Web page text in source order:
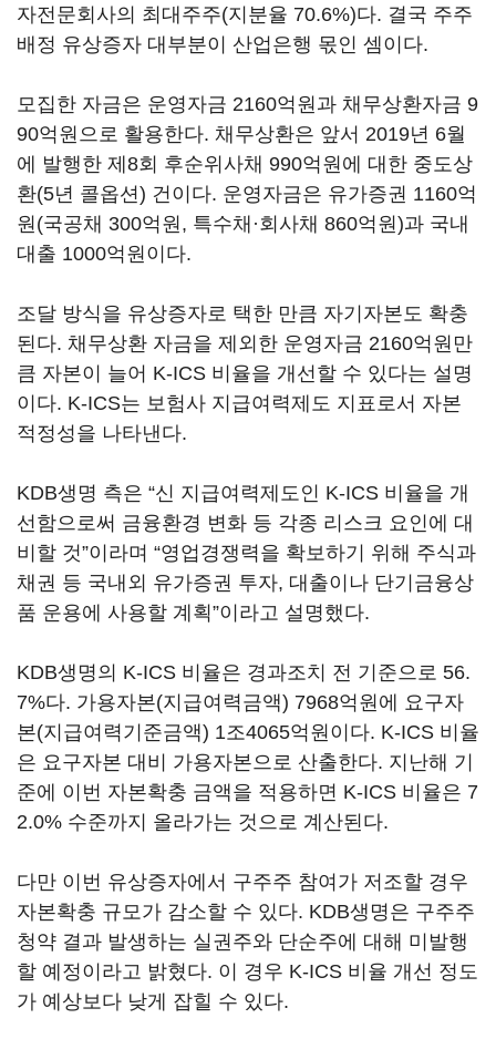
자전문회사의 최대주주(지분율 70.6%)다. 결국 주주
배정 유상증자 대부분이 산업은행 몫인 셈이다.
모집한 자금은 운영자금 2160억원과 채무상환자금 9
90억원으로 활용한다. 채무상환은 앞서 2019년 6월
에 발행한 제8회 후순위사채 990억원에 대한 중도상
환(5년 콜옵션) 건이다. 운영자금은 유가증권 1160억
원(국공채 300억원, 특수채·회사채 860억원)과 국내
대출 1000억원이다.
조달 방식을 유상증자로 택한 만큼 자기자본도 확충
된다. 채무상환 자금을 제외한 운영자금 2160억원만
큼 자본이 늘어 K-ICS 비율을 개선할 수 있다는 설명
이다. K-ICS는 보험사 지급여력제도 지표로서 자본
적정성을 나타낸다.
KDB생명 측은 “신 지급여력제도인 K-ICS 비율을 개
선함으로써 금융환경 변화 등 각종 리스크 요인에 대
비할 것”이라며 “영업경쟁력을 확보하기 위해 주식과
채권 등 국내외 유가증권 투자, 대출이나 단기금융상
품 운용에 사용할 계획”이라고 설명했다.
KDB생명의 K-ICS 비율은 경과조치 전 기준으로 56.
7%다. 가용자본(지급여력금액) 7968억원에 요구자
본(지급여력기준금액) 1조4065억원이다. K-ICS 비율
은 요구자본 대비 가용자본으로 산출한다. 지난해 기
준에 이번 자본확충 금액을 적용하면 K-ICS 비율은 7
2.0% 수준까지 올라가는 것으로 계산된다.
다만 이번 유상증자에서 구주주 참여가 저조할 경우
자본확충 규모가 감소할 수 있다. KDB생명은 구주주
청약 결과 발생하는 실권주와 단순주에 대해 미발행
할 예정이라고 밝혔다. 이 경우 K-ICS 비율 개선 정도
가 예상보다 낮게 잡힐 수 있다.